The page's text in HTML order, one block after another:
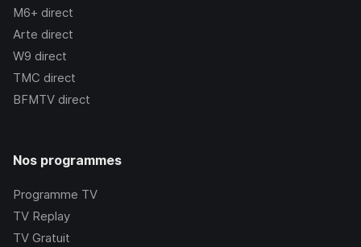
M6+ direct
Arte direct
W9 direct
TMC direct
BFMTV direct
Nos programmes
Programme TV
TV Replay
TV Gratuit